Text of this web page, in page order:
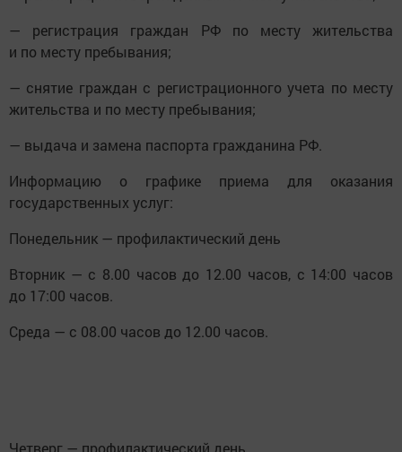
— регистрация граждан РФ по месту жительства
и по месту пребывания;
— снятие граждан с регистрационного учета по месту
жительства и по месту пребывания;
— выдача и замена паспорта гражданина РФ.
Информацию о графике приема для оказания
государственных услуг:
Понедельник — профилактический день
Вторник — с 8.00 часов до 12.00 часов, с 14:00 часов
до 17:00 часов.
Среда — с 08.00 часов до 12.00 часов.